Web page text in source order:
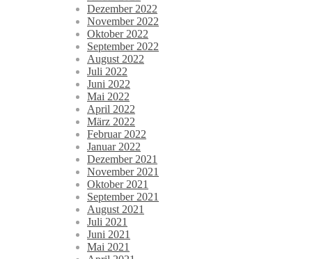
Dezember 2022
November 2022
Oktober 2022
September 2022
August 2022
Juli 2022
Juni 2022
Mai 2022
April 2022
März 2022
Februar 2022
Januar 2022
Dezember 2021
November 2021
Oktober 2021
September 2021
August 2021
Juli 2021
Juni 2021
Mai 2021